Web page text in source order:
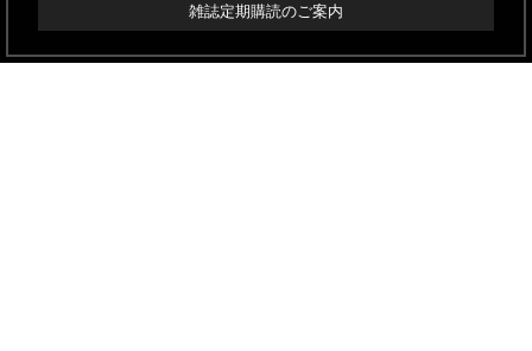
雑誌定期購読のご案内